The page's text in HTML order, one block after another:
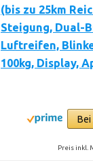
(bis zu 25km
Steigung, Dual-
Luftreifen,
100kg, Display,
Bei
Preis inkl.